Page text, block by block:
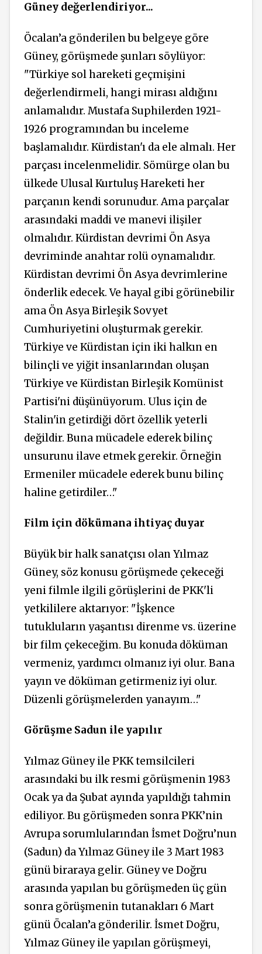
Güney değerlendiriyor...
Öcalan’a gönderilen bu belgeye göre
Güney, görüşmede şunları söylüyor:
"Türkiye sol hareketi geçmişini
değerlendirmeli, hangi mirası aldığını
anlamalıdır. Mustafa Suphilerden 1921-
1926 programından bu inceleme
başlamalıdır. Kürdistan'ı da ele almalı. Her
parçası incelenmelidir. Sömürge olan bu
ülkede Ulusal Kurtuluş Hareketi her
parçanın kendi sorunudur. Ama parçalar
arasındaki maddi ve manevi ilişiler
olmalıdır. Kürdistan devrimi Ön Asya
devriminde anahtar rolü oynamalıdır.
Kürdistan devrimi Ön Asya devrimlerine
önderlik edecek. Ve hayal gibi görünebilir
ama Ön Asya Birleşik Sovyet
Cumhuriyetini oluşturmak gerekir.
Türkiye ve Kürdistan için iki halkın en
bilinçli ve yiğit insanlarından oluşan
Türkiye ve Kürdistan Birleşik Komünist
Partisi'ni düşünüyorum. Ulus için de
Stalin'in getirdiği dört özellik yeterli
değildir. Buna mücadele ederek bilinç
unsurunu ilave etmek gerekir. Örneğin
Ermeniler mücadele ederek bunu bilinç
haline getirdiler…"
Film için dökümana ihtiyaç duyar
Büyük bir halk sanatçısı olan Yılmaz
Güney, söz konusu görüşmede çekeceği
yeni filmle ilgili görüşlerini de PKK'li
yetkililere aktarıyor: "İşkence
tutukluların yaşantısı direnme vs. üzerine
bir film çekeceğim. Bu konuda döküman
vermeniz, yardımcı olmanız iyi olur. Bana
yayın ve döküman getirmeniz iyi olur.
Düzenli görüşmelerden yanayım…"
Görüşme Sadun ile yapılır
Yılmaz Güney ile PKK temsilcileri
arasındaki bu ilk resmi görüşmenin 1983
Ocak ya da Şubat ayında yapıldığı tahmin
ediliyor. Bu görüşmeden sonra PKK’nin
Avrupa sorumlularından İsmet Doğru’nun
(Sadun) da Yılmaz Güney ile 3 Mart 1983
günübiraraya gelir. Güney ve Doğru
arasında yapılan bu görüşmeden üç gün
sonra görüşmenin tutanakları 6 Mart
günü Öcalan’a gönderilir. İsmet Doğru,
Yılmaz Güney ile yapılan görüşmeyi,